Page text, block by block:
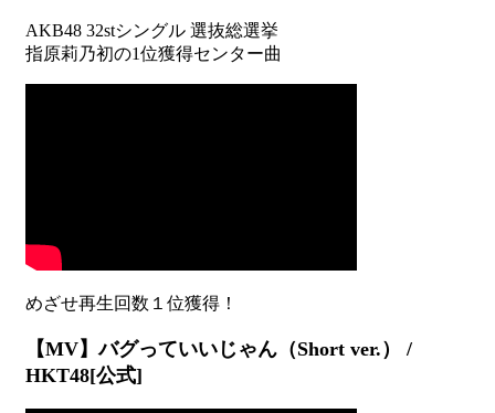
AKB48 32stシングル 選抜総選挙
指原莉乃初の1位獲得センター曲
【MV】バグっていいじゃん（Short ver.） /
HKT48[公式]